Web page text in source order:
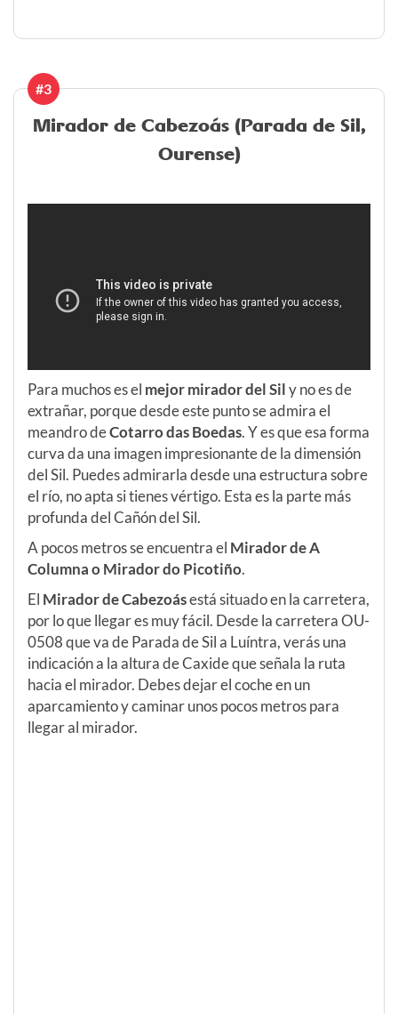
#3
Mirador de Cabezoás (Parada de Sil,
Ourense)
Para muchos es el mejor mirador del Sily no es de
extrañar, porque desde este punto se admira el
meandro deCotarro das Boedas. Y es que esa forma
curva da una imagen impresionante de la dimensión
del Sil. Puedes admirarla desde una estructura sobre
el río, no apta si tienes vértigo. Esta es la parte más
profunda del Cañón del Sil.
A pocos metros se encuentra el Mirador de A
Columna o Mirador do Picotiño.
El Mirador de Cabezoásestá situado en la carretera,
por lo que llegar es muy fácil. Desde la carretera OU-
0508 que va de Parada de Sil a Luíntra, verás una
indicación a la altura de Caxide que señala la ruta
hacia el mirador. Debes dejar el coche en un
aparcamiento y caminar unos pocos metros para
llegar al mirador.